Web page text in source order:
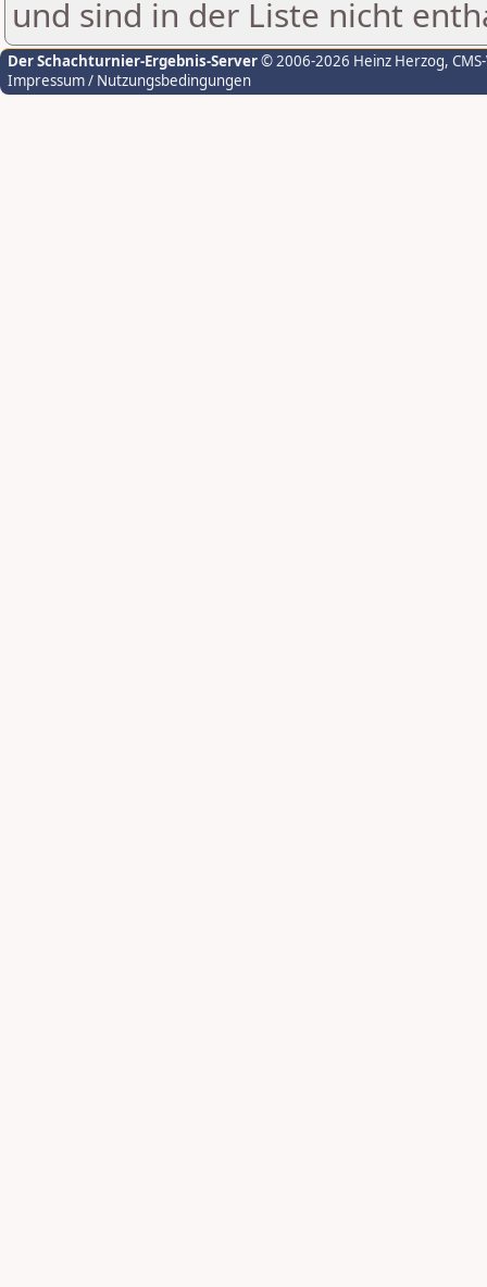
und sind in der Liste nicht
Der Schachturnier-Ergebnis-Server© 2006-2026 Heinz Herzog,
Impressum / Nutzungsbedingungen